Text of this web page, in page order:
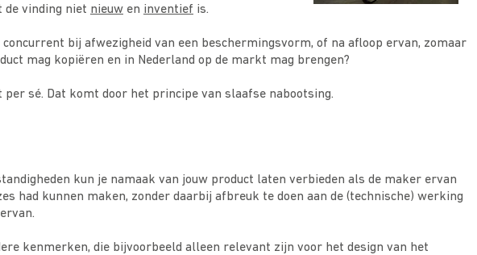
de vinding niet nieuw en inventief is.
bij afwezigheid van een beschermingsvorm, of na afloop ervan, zomaar
mag kopiëren en in Nederland op de markt mag brengen?
per sé. Dat komt door het principe van slaafse nabootsing.
kun je namaak van jouw product laten verbieden als de maker ervan
had kunnen maken, zonder daarbij afbreuk te doen aan de (technische) werking
kenmerken, die bijvoorbeeld alleen relevant zijn voor het design van het